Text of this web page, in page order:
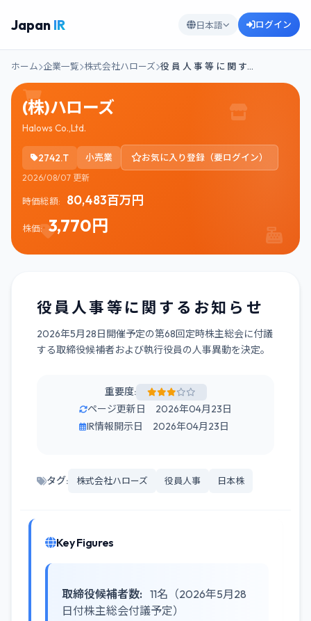
Japan IR 日本語 ログイン
ホーム 企業一覧 株式会社ハローズ 役 員 人 事 等 に 関 す…
(株)ハローズ
Halows Co.,Ltd.
2742.T 小売業 お気に入り登録（要ログイン）
2026/08/07 更新
時価総額: 80,483百万円
株価: 3,770円
役 員 人 事 等 に 関 す る お 知 ら せ
2026年5月28日開催予定の第68回定時株主総会に付議
する取締役候補者および執行役員の人事異動を決定。
重要度:
ページ更新日 2026年04月23日
IR情報開示日 2026年04月23日
タグ: 株式会社ハローズ 役員人事 日本株
Key Figures
取締役候補者数: 11名（2026年5月28
日付株主総会付議予定）